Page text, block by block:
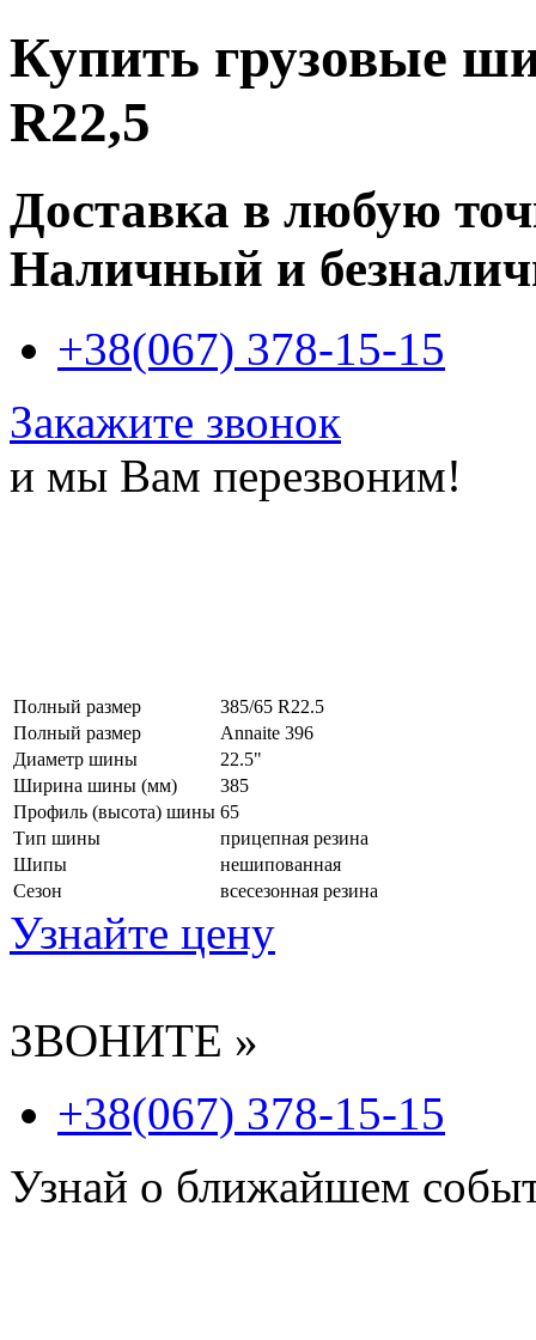
Купить грузовые
R22,5
Доставка в любую
Наличный и
+38(067) 378-15-15
Закажите звонок
и мы Вам перезвоним!
Полный размер
385/65 R22.5
Полный размер
Annaite 396
Диаметр шины
22.5"
Ширина шины (мм)
385
Профиль (высота) шины 65
Тип шины
прицепная резина
Шипы
нешипованная
Сезон
всесезонная резина
Узнайте цену
ЗВОНИТЕ »
+38(067) 378-15-15
Узнай о ближайшем